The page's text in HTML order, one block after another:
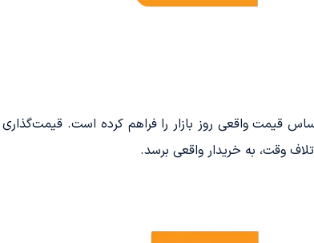
قیمت واقعی روز بازار را فراهم کرده است.
وقت، به خریدار واقعی برسد.